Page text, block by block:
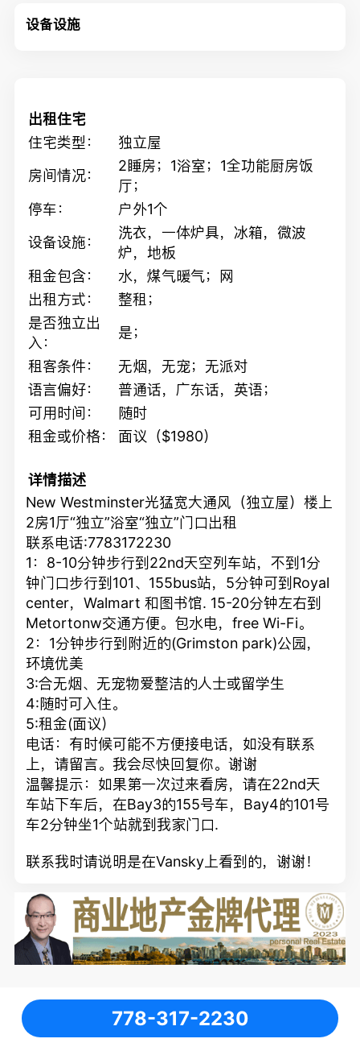
设备设施
出租住宅
住宅类型：
独立屋
房间情况：
2睡房；1浴室；1全功能厨房饭
厅；
停车：
户外1个
设备设施：
洗衣，一体炉具，冰箱，微波
炉，地板
租金包含：
水，煤气暖气；网
出租方式：
整租；
是否独立出
入：
是；
租客条件：
无烟，无宠；无派对
语言偏好：
普通话，广东话，英语；
可用时间：
随时
租金或价格：
面议（$1980）
详情描述
New Westminster光猛宽大通风（独立屋）楼上
2房1厅“独立”浴室“独立”门口出租
联系电话:7783172230
1：8-10分钟步行到22nd天空列车站，不到1分
钟门口步行到101、155bus站，5分钟可到Royal
center，Walmart 和图书馆. 15-20分钟左右到
Metortonw交通方便。包水电，free Wi-Fi。
2：1分钟步行到附近的(Grimston park)公园，
环境优美
3:合无烟、无宠物爱整洁的人士或留学生
4:随时可入住。
5:租金(面议）
电话：有时候可能不方便接电话，如没有联系
上，请留言。我会尽快回复你。谢谢
温馨提示：如果第一次过来看房，请在22nd天
车站下车后，在Bay3的155号车，Bay4的101号
车2分钟坐1个站就到我家门口.
联系我时请说明是在Vansky上看到的，谢谢！
778-317-2230